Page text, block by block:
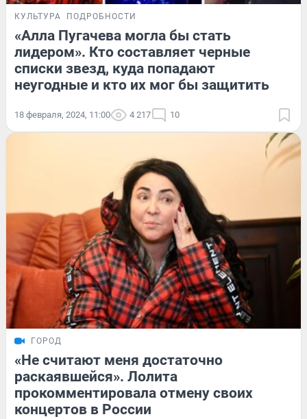
КУЛЬТУРА ПОДРОБНОСТИ
«Алла Пугачева могла бы стать
лидером». Кто составляет черные
списки звезд, куда попадают
неугодные и кто их мог бы защитить
18 февраля, 2024, 11:00 4 217 10
ГОРОД
«Не считают меня достаточно
раскаявшейся». Лолита
прокомментировала отмену своих
концертов в России